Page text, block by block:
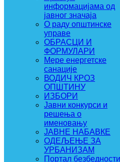
информацијама од
јавног значаја
О раду општинске
управе
ОБРАСЦИ И
ФОРМУЛАРИ
Мере енергетске
санације
ВОДИЧ КРОЗ
ОПШТИНУ
ИЗБОРИ
Јавни конкурси и
решења о
именовању
ЈАВНЕ НАБАВКЕ
ОДЕЉЕЊЕ ЗА
УРБАНИЗАМ
Портал безбедности